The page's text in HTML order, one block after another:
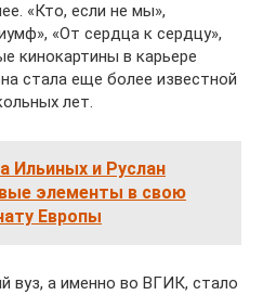
«Кто, если не мы»,
«От сердца к сердцу»,
кинокартины в карьере
стала еще более известной
лет.
Ильиных и Руслан
элементы в свою
Европы
вуз, а именно во ВГИК, стало